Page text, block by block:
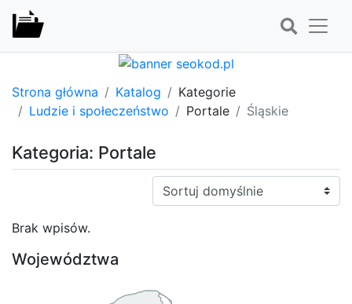
Strona główna Katalog
Kategorie
Ludzie i społeczeństwo
Portale Śląskie
Kategoria: Portale
Sortuj:
Brak wpisów.
Województwa